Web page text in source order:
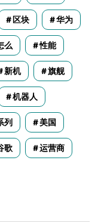
区块 华为
么 性能
新机 旗舰
机器人
列 美国
歌 运营商